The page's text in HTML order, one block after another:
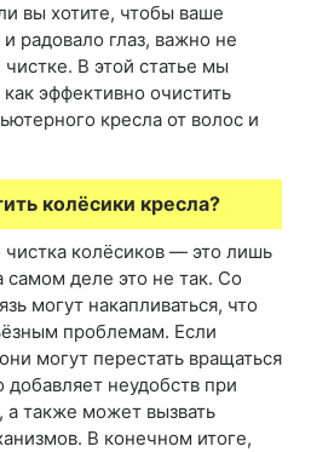
вы хотите, чтобы ваше
радовало глаз, важно не
В этой статье мы
эффективно очистить
кресла от волос и
колёсики кресла?
чистка колёсиков — это лишь
самом деле это не так. Со
могут накапливаться, что
проблемам. Если
могут перестать вращаться
неудобств при
а также может вызвать
В конечном итоге,